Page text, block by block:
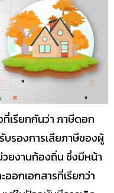
รียกกันว่า ภาษีดอก
รองการเสียภาษีของผู้
ยงานท้องถิ่น ซึ่งมีหน้า
อกเอกสารที่เรียกว่า